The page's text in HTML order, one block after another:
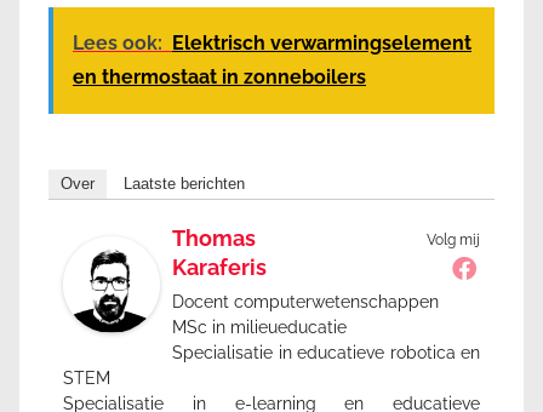
Lees ook: Elektrisch verwarmingselement
en thermostaat in zonneboilers
Over Laatste berichten
Volg mij
Thomas
Karaferis
Docent computerwetenschappen
MSc in milieueducatie
Specialisatie in educatieve robotica en
STEM
Specialisatie in e-learning en educatieve